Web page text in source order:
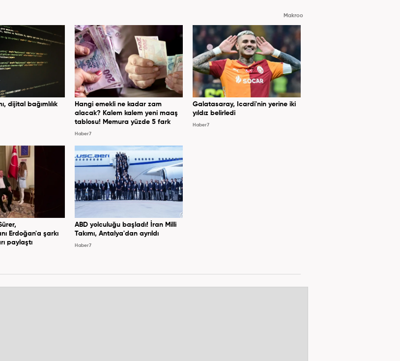
Makroo
dijital bağımlılık
Hangi emekli ne kadar zam
alacak? Kalem kalem yeni maaş
tablosu! Memura yüzde 5 fark
Haber7
Galatasaray, Icardi'nin yerine iki
yıldız belirledi
Haber7
Erdoğan'a şarkı
paylaştı
ABD yolculuğu başladı! İran Milli
Takımı, Antalya'dan ayrıldı
Haber7